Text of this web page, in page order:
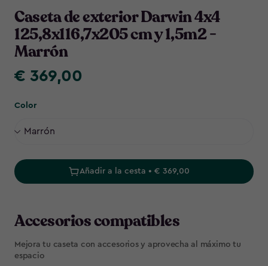
Caseta de exterior Darwin 4x4
125,8x116,7x205 cm y 1,5m2 -
Marrón
€
€ 369,00
Color
Añadir a la cesta • € 369,00
Accesorios compatibles
Mejora tu caseta con accesorios y aprovecha al máximo tu
espacio